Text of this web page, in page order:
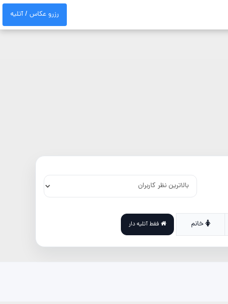
رزرو عکاس / آتلیه
خانم فقط آتلیه دار